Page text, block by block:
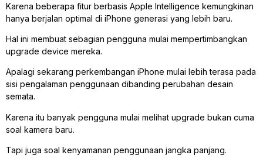
Karena beberapa fitur berbasis Apple Intelligence kemungkinan
hanya berjalan optimal di iPhone generasi yang lebih baru.
Hal ini membuat sebagian pengguna mulai mempertimbangkan
upgrade device mereka.
Apalagi sekarang perkembangan iPhone mulai lebih terasa pada
sisi pengalaman penggunaan dibanding perubahan desain
semata.
Karena itu banyak pengguna mulai melihat upgrade bukan cuma
soal kamera baru.
Tapi juga soal kenyamanan penggunaan jangka panjang.